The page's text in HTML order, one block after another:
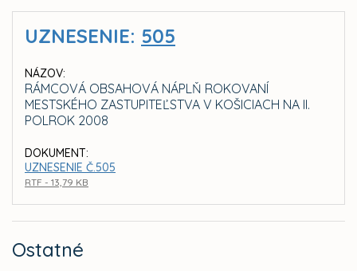
UZNESENIE: 505
NÁZOV:
RÁMCOVÁ OBSAHOVÁ NÁPLŇ ROKOVANÍ
MESTSKÉHO ZASTUPITEĽSTVA V KOŠICIACH NA II.
POLROK 2008
DOKUMENT:
UZNESENIE Č.505
RTF - 13,79 KB
Ostatné